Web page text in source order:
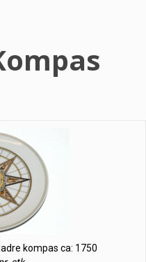
kompas ca: 1750